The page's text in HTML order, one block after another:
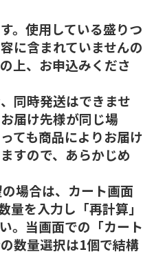
。使用している盛りつ
に含まれていませんの
上、お申込みくださ
同時発送はできませ
届け先様が同じ場
ても商品によりお届け
すので、あらかじめ
場合は、カート画面
量を入力し「再計算」
。当画面での「カート
数量選択は1個で結構